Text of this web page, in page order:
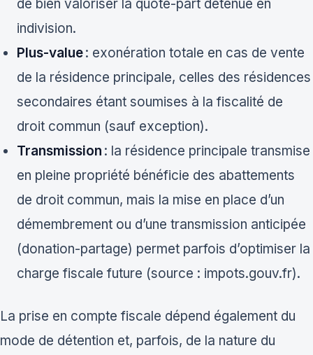
de bien valoriser la quote-part détenue en
indivision.
Plus-value: exonération totale en cas de vente
de la résidence principale, celles des résidences
secondaires étant soumises à la fiscalité de
droit commun (sauf exception).
Transmission : la résidence principale transmise
en pleine propriété bénéficie des abattements
de droit commun, mais la mise en place d’un
démembrement ou d’une transmission anticipée
(donation-partage) permet parfois d’optimiser la
charge fiscale future (source : impots.gouv.fr).
La prise en compte fiscale dépend également du
mode de détention et, parfois, de la nature du